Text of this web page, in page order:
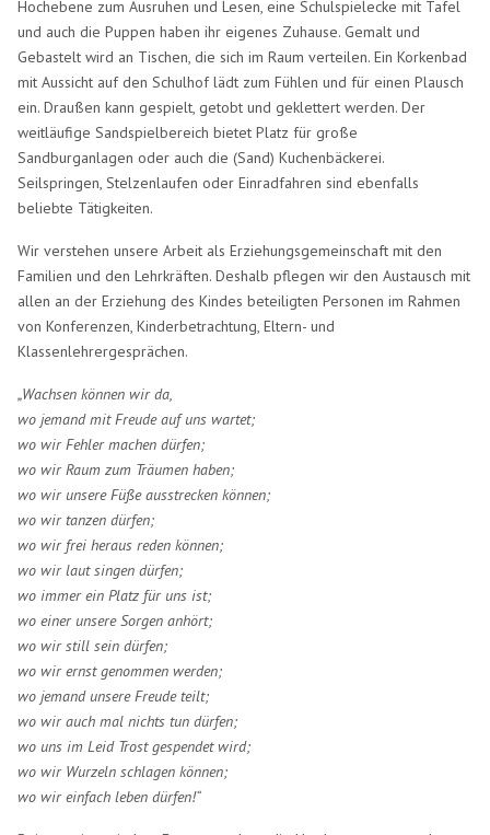
Hochebene zum Ausruhen und Lesen, eine Schulspielecke mit Tafel
und auch die Puppen haben ihr eigenes Zuhause. Gemalt und
Gebastelt wird an Tischen, die sich im Raum verteilen. Ein Korkenbad
mit Aussicht auf den Schulhof lädt zum Fühlen und für einen Plausch
ein. Draußen kann gespielt, getobt und geklettert werden. Der
weitläufige Sandspielbereich bietet Platz für große
Sandburganlagen oder auch die (Sand) Kuchenbäckerei.
Seilspringen, Stelzenlaufen oder Einradfahren sind ebenfalls
beliebte Tätigkeiten.
Wir verstehen unsere Arbeit als Erziehungsgemeinschaft mit den
Familien und den Lehrkräften. Deshalb pflegen wir den Austausch mit
allen an der Erziehung des Kindes beteiligten Personen im Rahmen
von Konferenzen, Kinderbetrachtung, Eltern- und
Klassenlehrergesprächen.
„Wachsen können wir da,
wo jemand mit Freude auf uns wartet;
wo wir Fehler machen dürfen;
wo wir Raum zum Träumen haben;
wo wir unsere Füße ausstrecken können;
wo wir tanzen dürfen;
wo wir frei heraus reden können;
wo wir laut singen dürfen;
wo immer ein Platz für uns ist;
wo einer unsere Sorgen anhört;
wo wir still sein dürfen;
wo wir ernst genommen werden;
wo jemand unsere Freude teilt;
wo wir auch mal nichts tun dürfen;
wo uns im Leid Trost gespendet wird;
wo wir Wurzeln schlagen können;
wo wir einfach leben dürfen!“